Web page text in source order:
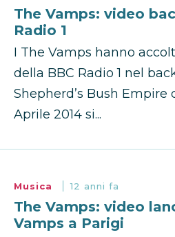
The Vamps: video
Radio 1
I The Vamps hanno
della BBC Radio 1 nel
Shepherd’s Bush Empire
Aprile 2014 si...
Musica 12 anni fa
The Vamps: video
Vamps a Parigi